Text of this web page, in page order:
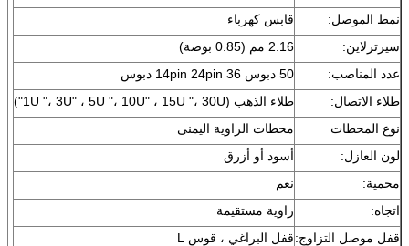
نمط الموصل:
قابس كهرباء
سيرترلاين:
2.16 مم (0.85 بوصة)
عدد المناصب:
50 دبوس 14pin 24pin 36 دبوس
طلاء الاتصال:
طلاء الذهب (1U "، 3U" ، 5U "، 10U" ، 15U "، 30U")
نوع المحطات
محطات الزاوية اليمنى
لون العازل:
أسود أو أزرق
محمية:
نعم
اتجاه:
زاوية مستقيمة
قفل موصل التزاوج:قفل البراغي ، قوس L